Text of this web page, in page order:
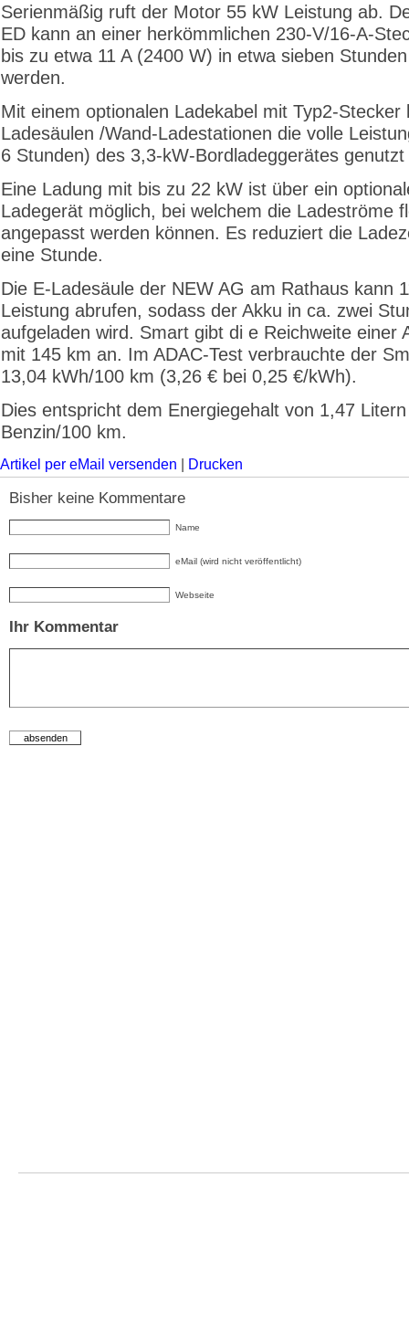
Serienmäßig ruft der Motor 55 kW Leistung ab.
ED kann an einer herkömmlichen 230-V/16-A-
bis zu etwa 11 A (2400 W) in etwa sieben
werden.
Mit einem optionalen Ladekabel mit Typ2-Stecker
Ladesäulen /Wand-Ladestationen die volle
6 Stunden) des 3,3-kW-Bordladeggerätes
Eine Ladung mit bis zu 22 kW ist über ein
Ladegerät möglich, bei welchem die Ladeströme
angepasst werden können. Es reduziert die
eine Stunde.
Die E-Ladesäule der NEW AG am Rathaus kann
Leistung abrufen, sodass der Akku in ca. zwei
aufgeladen wird. Smart gibt di e Reichweite einer
mit 145 km an. Im ADAC-Test verbrauchte der
13,04 kWh/100 km (3,26 € bei 0,25 €/kWh).
Dies entspricht dem Energiegehalt von 1,47 Litern
Benzin/100 km.
Artikel per eMail versenden Drucken
Bisher keine Kommentare
Name
eMail (wird nicht veröffentlicht)
Webseite
Ihr Kommentar